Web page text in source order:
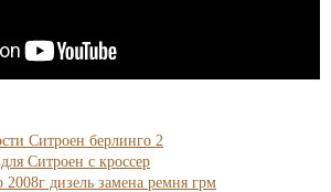
Ситроен берлинго 2
Ситроен с кроссер
2008г дизель замена ремня грм